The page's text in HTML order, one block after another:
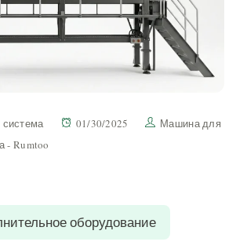
система 01/30/2025
Машина для
- Rumtoo
оборудование